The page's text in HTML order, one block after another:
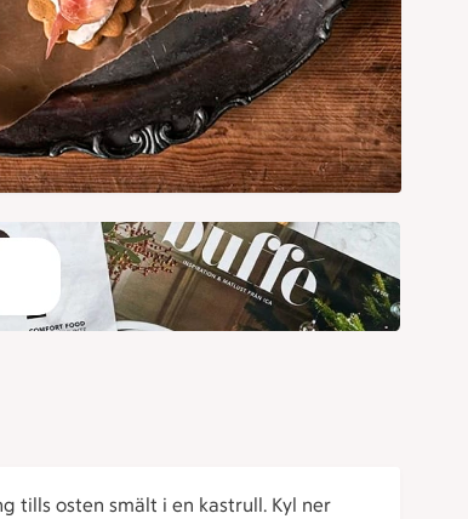
tills osten smält i en kastrull. Kyl ner